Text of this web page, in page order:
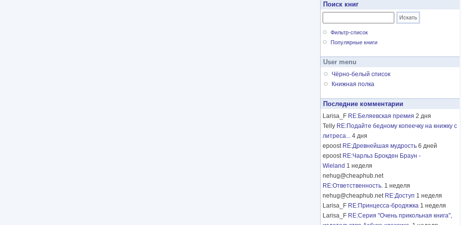
Поиск книг
Фильтр-список
Популярные книги
User menu
Чёрно-белый список
Книжная полка
Последние комментарии
Larisa_F RE:Беляевская премия 2 дня
Telly RE:Подайте бедному копеечку на книжку с
литреса... 4 дня
epoost RE:Древнейшая мудрость 6 дней
epoost RE:Чарльз Брокден Браун -
Wieland 1 неделя
nehug@cheaphub.net
RE:Ответственность. 1 неделя
nehug@cheaphub.net RE:Доступ 1 неделя
Larisa_F RE:Принцесса-бродяжка 1 неделя
Larisa_F RE:Серия "Очень прикольная книга",